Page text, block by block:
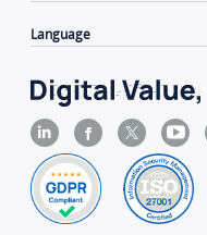
Language